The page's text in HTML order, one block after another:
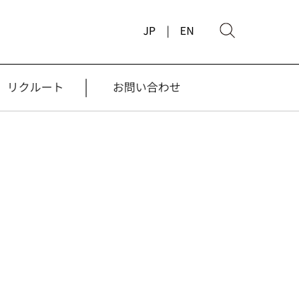
JP | EN
リクルート お問い合わせ